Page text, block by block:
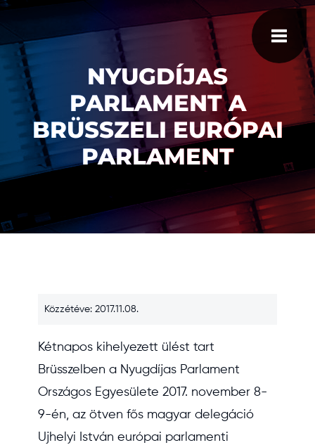
NYUGDÍJAS
PARLAMENT A
BRÜSSZELI EURÓPAI
PARLAMENT
Közzétéve: 2017.11.08.
Kétnapos kihelyezett ülést tart
Brüsszelben a Nyugdíjas Parlament
Országos Egyesülete 2017. november 8-
9-én, az ötven fős magyar delegáció
Ujhelyi István európai parlamenti